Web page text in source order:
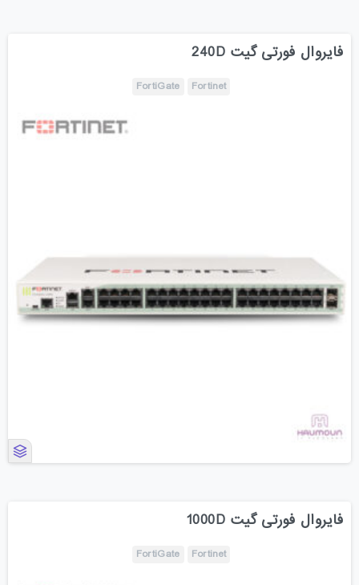
فایروال فورتی گیت 240D
Fortinet
FortiGate
فایروال فورتی گیت 1000D
Fortinet
FortiGate